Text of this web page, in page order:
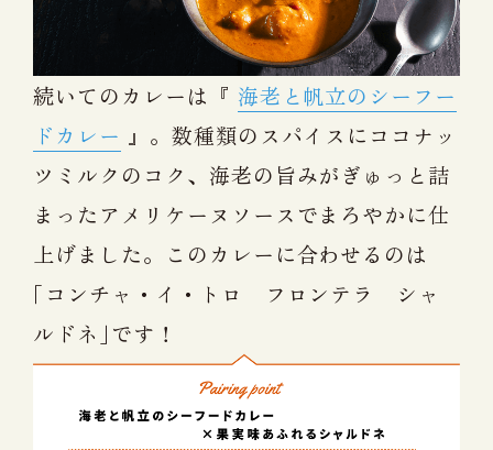
続いてのカレーは『 海老と帆立のシーフー
ドカレー 』。数種類のスパイスにココナッ
ツミルクのコク、海老の旨みがぎゅっと詰
まったアメリケーヌソースでまろやかに仕
上げました。このカレーに合わせるのは
｢コンチャ・イ・トロ フロンテラ シャ
ルドネ｣です！